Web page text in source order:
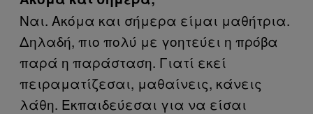
Ναι. Ακόμα και σήμερα είμαι μαθήτρια.
Δηλαδή, πιο πολύ με γοητεύει η πρόβα
παρά η παράσταση. Γιατί εκεί
πειραματίζεσαι, μαθαίνεις, κάνεις
λάθη. Εκπαιδεύεσαι για να είσαι